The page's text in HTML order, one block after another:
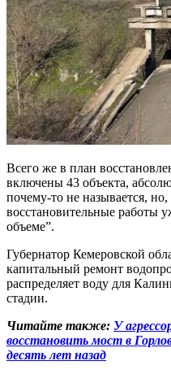
Всего же в план
включены 43 объекта,
почему-то не называется,
восстановительные работы
объеме”.
Губернатор Кемеровской
капитальный ремонт
распределяет воду для
стадии.
Читайте также: У
восстановить мост в
десять лет назад